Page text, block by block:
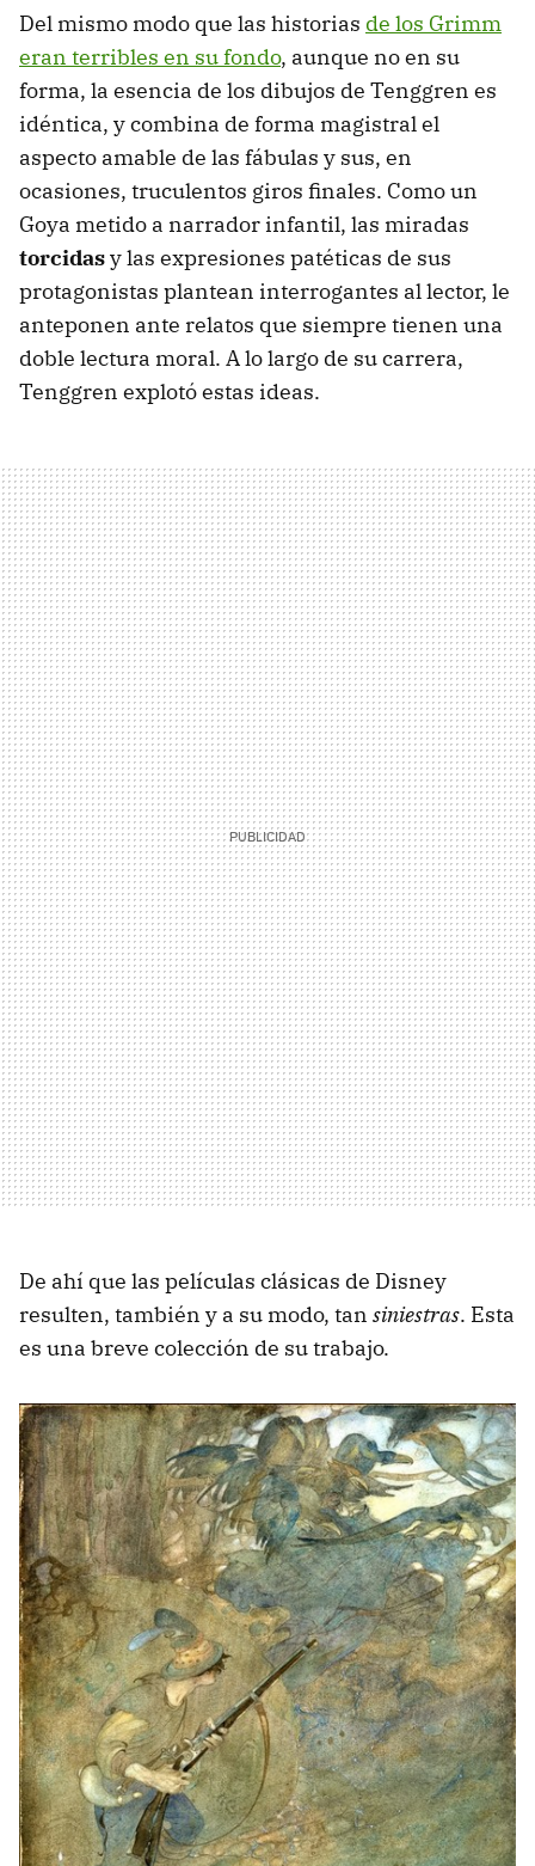
Del mismo modo que las historias de los Grimm
eran terribles en su fondo, aunque no en su
forma, la esencia de los dibujos de Tenggren es
idéntica, y combina de forma magistral el
aspecto amable de las fábulas y sus, en
ocasiones, truculentos giros finales. Como un
Goya metido a narrador infantil, las miradas
torcidasy las expresiones patéticas de sus
protagonistas plantean interrogantes al lector, le
anteponen ante relatos que siempre tienen una
doble lectura moral. A lo largo de su carrera,
Tenggren explotó estas ideas.
De ahí que las películas clásicas de Disney
resulten, también y a su modo, tan siniestras. Esta
es una breve colección de su trabajo.